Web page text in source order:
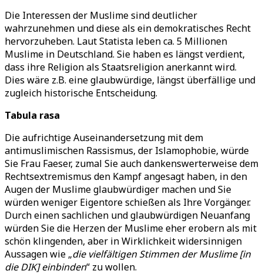
Die Interessen der Muslime sind deutlicher
wahrzunehmen und diese als ein demokratisches Recht
hervorzuheben. Laut Statista leben ca. 5 Millionen
Muslime in Deutschland. Sie haben es längst verdient,
dass ihre Religion als Staatsreligion anerkannt wird.
Dies wäre z.B. eine glaubwürdige, längst überfällige und
zugleich historische Entscheidung.
Tabula rasa
Die aufrichtige Auseinandersetzung mit dem
antimuslimischen Rassismus, der Islamophobie, würde
Sie Frau Faeser, zumal Sie auch dankenswerterweise dem
Rechtsextremismus den Kampf angesagt haben, in den
Augen der Muslime glaubwürdiger machen und Sie
würden weniger Eigentore schießen als Ihre Vorgänger.
Durch einen sachlichen und glaubwürdigen Neuanfang
würden Sie die Herzen der Muslime eher erobern als mit
schön klingenden, aber in Wirklichkeit widersinnigen
Aussagen wie „die vielfältigen Stimmen der Muslime [in
die DIK] einbinden“ zu wollen.